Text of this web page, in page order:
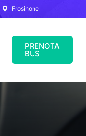
Frosinone
PRENOTA
BUS